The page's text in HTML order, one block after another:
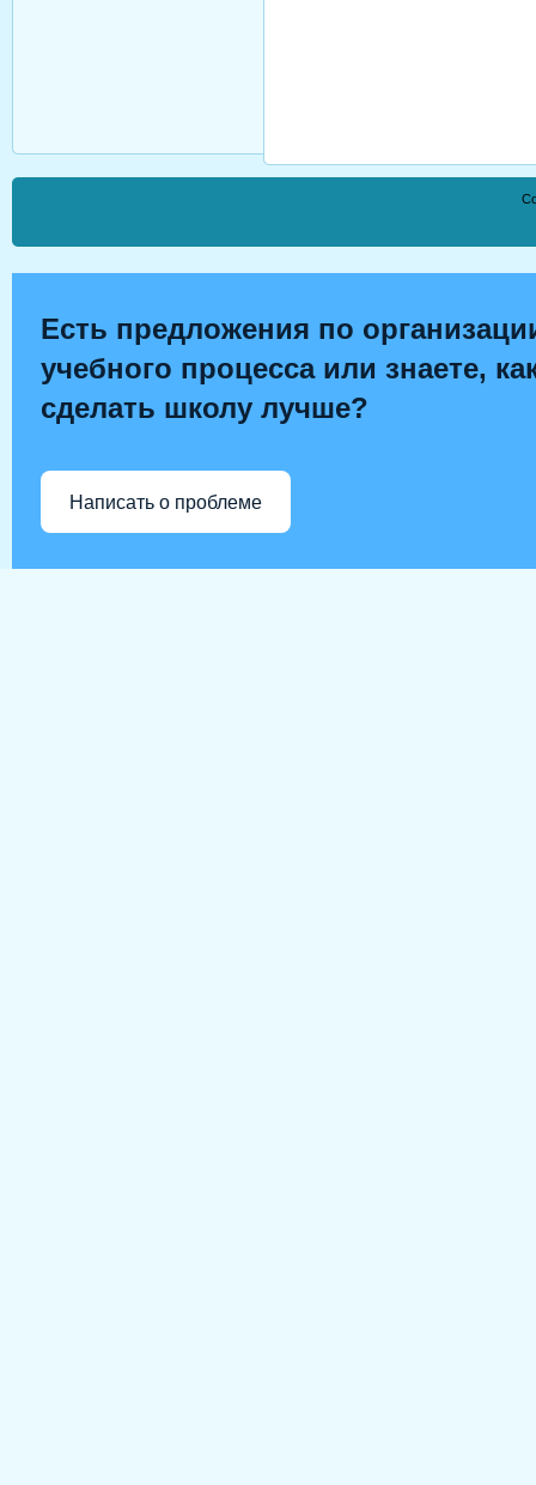
Есть предложения по
учебного процесса или знаете,
сделать школу лучше?
Написать о проблеме